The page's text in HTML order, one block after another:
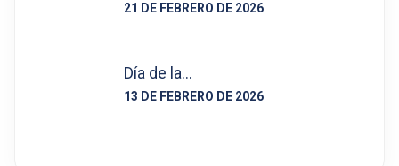
21 DE FEBRERO DE 2026
Día de la…
13 DE FEBRERO DE 2026